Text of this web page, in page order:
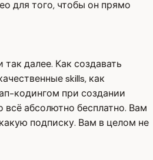
для того, чтобы он прямо
далее. Как создавать
skills, как
кодингом при создании
всё абсолютно бесплатно. Вам
подписку. Вам в целом не